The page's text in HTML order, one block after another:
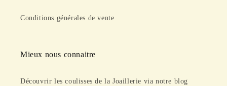
Conditions générales de vente
Mieux nous connaitre
Découvrir les coulisses de la Joaillerie via notre blog